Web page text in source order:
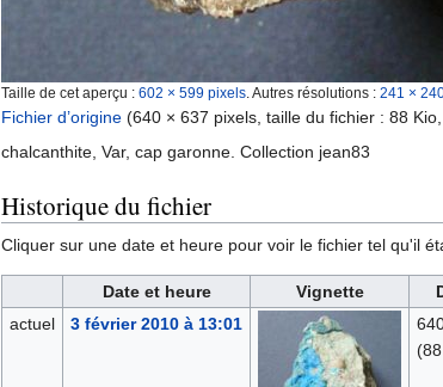
Taille de cet aperçu : 602 × 599 pixels Autres résolutions : 241 ×
Fichier d’origine (640 × 637 pixels, taille du fichier : 88
chalcanthite, Var, cap garonne. Collection jean83
Historique du fichier
Cliquer sur une date et heure pour voir le fichier tel qu'il
Date et heure Vignette
actuel
3 février 2010 à 13:01